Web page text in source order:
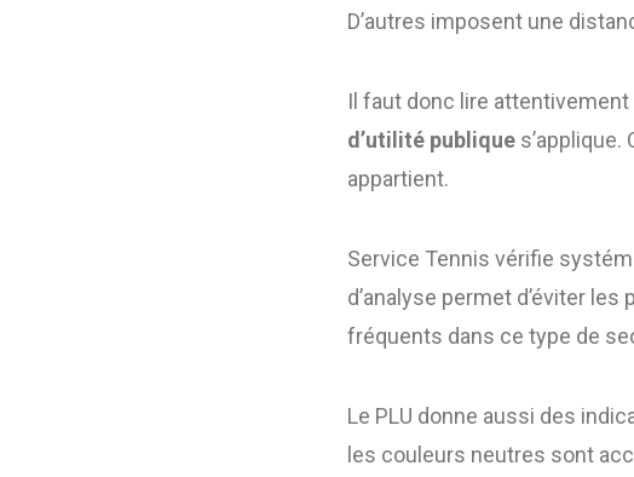
D’autres imposent une
Il faut donc lire
d’utilité publique
appartient.
Service Tennis vérifie
d’analyse permet d’éviter
fréquents dans ce type de
Le PLU donne aussi des
les couleurs neutres sont